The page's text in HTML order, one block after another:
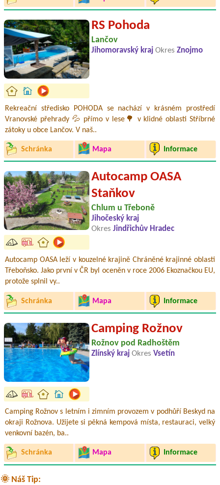
RS Pohoda
Lančov
Jihomoravský kraj Okres Znojmo
Rekreační středisko POHODA se nachází v krásném prostředí
Vranovské přehrady 💦 přímo v lese🌳 v klidné oblasti Stříbrné
zátoky u obce Lančov. V naš..
Schránka Mapa Informace
Autocamp OASA
Staňkov
Chlum u Třeboně
Jihočeský kraj
Okres Jindřichův Hradec
Autocamp OASA leží v kouzelné krajině Chráněné krajinné oblasti
Třeboňsko. Jako první v ČR byl oceněn v roce 2006 Ekoznačkou EU,
protože splnil vy..
Schránka Mapa Informace
Camping Rožnov
Rožnov pod Radhoštěm
Zlínský kraj Okres Vsetín
Camping Rožnov s letním i zimním provozem v podhůří Beskyd na
okraji Rožnova. Užijete si pěkná kempová místa, restauraci, velký
venkovní bazén, ba..
Schránka Mapa Informace
🌞 Náš Tip: